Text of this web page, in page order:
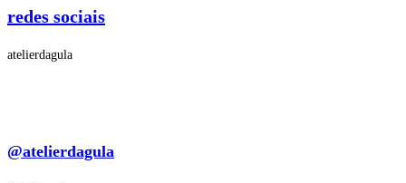
redes sociais
atelierdagula
@atelierdagula